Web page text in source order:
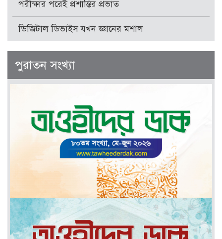
পরীক্ষার পরেই প্রশান্তির প্রভাত
ডিজিটাল ডিভাইস যখন জ্ঞানের মশাল
পুরাতন সংখ্যা